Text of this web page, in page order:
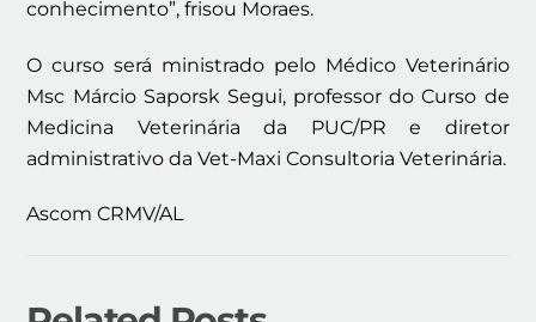
conhecimento”, frisou Moraes.
O curso será ministrado pelo Médico Veterinário
Msc Márcio Saporsk Segui, professor do Curso de
Medicina Veterinária da PUC/PR e diretor
administrativo da Vet-Maxi Consultoria Veterinária.
Ascom CRMV/AL